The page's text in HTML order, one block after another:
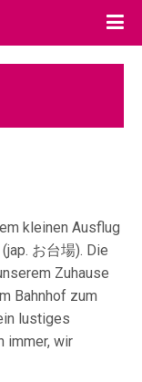
kleinen Ausflug
お台場). Die
Zuhause
Bahnhof zum
lustiges
immer, wir